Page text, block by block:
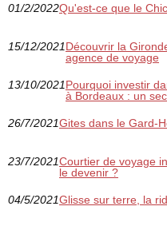
01/2/2022Qu'est-ce que le
15/12/2021Découvrir la
agence de voyage
13/10/2021Pourquoi investir
à Bordeaux : un
26/7/2021Gites dans le Gard-
23/7/2021Courtier de voyage
le devenir ?
04/5/2021Glisse sur terre, la